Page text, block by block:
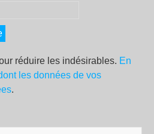
réduire les indésirables. En
les données de vos
.